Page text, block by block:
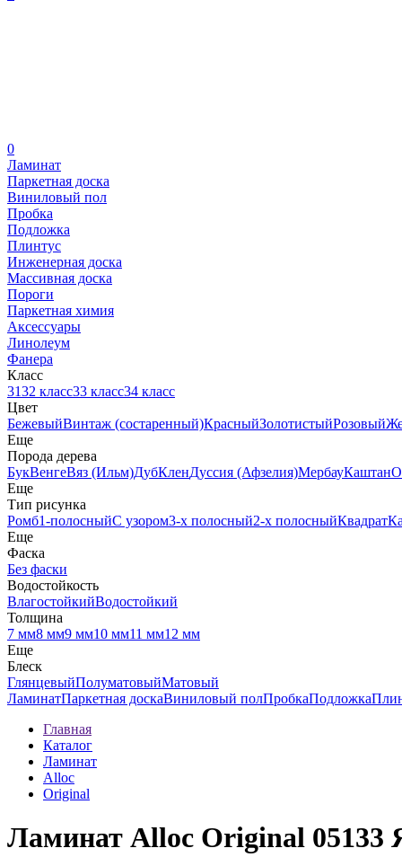
0
Ламинат
Паркетная доска
Виниловый пол
Пробка
Подложка
Плинтус
Инженерная доска
Массивная доска
Пороги
Паркетная химия
Аксессуары
Линолеум
Фанера
Класс
3132 класс33 класс34 класс
Цвет
БежевыйВинтаж (состаренный)КрасныйЗолотистыйРозовый
Еще
Порода дерева
БукВенгеВяз (Ильм)ДубКленДуссия (Афзелия)МербауКаштан
Еще
Тип рисунка
Ромб1-полосныйС узором3-х полосный2-х полосныйКвадрат
Еще
Фаска
Без фаски
Водостойкость
ВлагостойкийВодостойкий
Толщина
7 мм8 мм9 мм10 мм11 мм12 мм
Еще
Блеск
ГлянцевыйПолуматовыйМатовый
ЛаминатПаркетная доскаВиниловый полПробкаПодложка
Главная
Каталог
Ламинат
Alloc
Original
Ламинат Alloc Original 05133